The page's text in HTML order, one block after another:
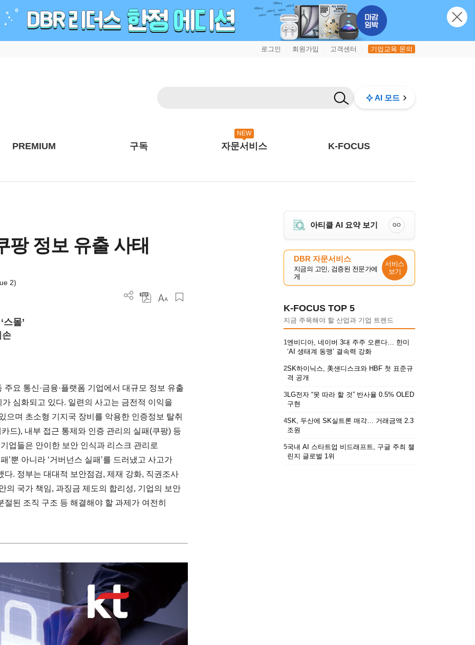
로그인 회원가입 고객센터 기업교육 문의
AI 모드
PREMIUM 구독
NEW
자문서비스 K-FOCUS
팡 정보 유출 사태
2)
몰’
손
주요 통신·금융·플랫폼 기업에서 대규모 정보 유출
심화되고 있다. 일련의 사고는 금전적 이익을
으며 초소형 기지국 장비를 악용한 인증정보 탈취
드), 내부 접근 통제와 인증 관리의 실패(쿠팡) 등
업들은 안이한 보안 인식과 리스크 관리로
’뿐 아니라 ‘거버넌스 실패’를 드러냈고 사고가
. 정부는 대대적 보안점검, 제재 강화, 직권조사
의 국가 책임, 과징금 제도의 합리성, 기업의 보안
된 조직 구조 등 해결해야 할 과제가 여전히
아티클 AI 요약 보기 GO
DBR 자문서비스
지금의 고민, 검증된 전문가에
게
서비스
보기
K-FOCUS TOP 5
지금 주목해야 할 산업과 기업 트렌드
1엔비디아, 네이버 3대 주주 오른다… 한미
‘AI 생태계 동맹’ 결속력 강화
2SK하이닉스, 美샌디스크와 HBF 첫 표준규
격 공개
3LG전자 “못 따라 할 것” 반사율 0.5% OLED
구현
4SK, 두산에 SK실트론 매각… 거래금액 2.3
조원
5국내 AI 스타트업 비드래프트, 구글 주최 챌
린지 글로벌 1위